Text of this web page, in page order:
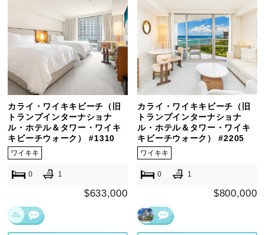
カライ・ワイキキビーチ（旧
トランプインターナショナ
ル・ホテル＆タワー・ワイキ
キビーチウォーク） #1310
ワイキキ
0 1
$633,000
カライ・ワイキキビーチ（旧
トランプインターナショナ
ル・ホテル＆タワー・ワイキ
キビーチウォーク） #2205
ワイキキ
0 1
$800,000